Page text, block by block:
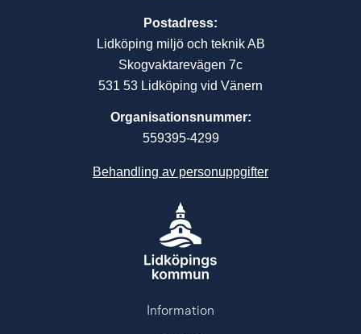
Postadress:
Lidköping miljö och teknik AB
Skogvaktarevägen 7c
531 53 Lidköping vid Vänern
Organisationsnummer:
559395-4299
Behandling av personuppgifter
Information